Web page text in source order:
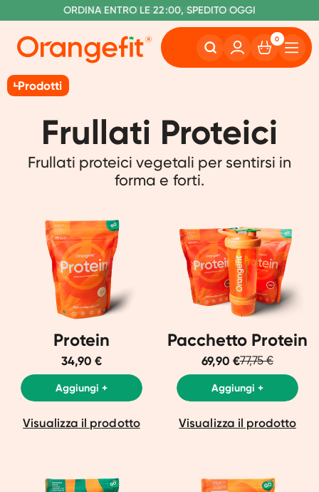
SENZA LATTOSIO E SUCRALOSIO
ORDINA ENTRO LE 22:00, SPEDITO OGGI
SPEDIZIONE GRATUITA A PARTIRE DA €60
0
Prodotti
Frullati Proteici
Frullati proteici ​​vegetali per sentirsi in
forma e forti.
Protein
34,90 €
Aggiungi +
Visualizza il prodotto
Pacchetto Protein
69,90 €77,75 €
Aggiungi +
Visualizza il prodotto